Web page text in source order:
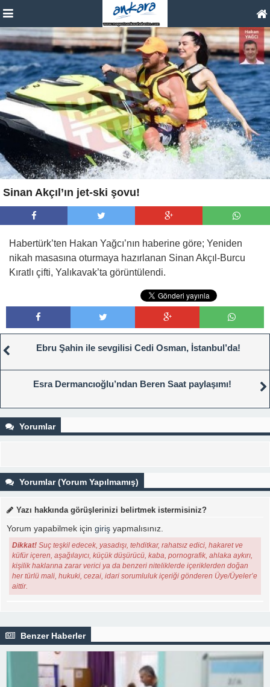
Sinan Akçıl’ın jet-ski şovu!
Habertürk’ten Hakan Yağcı’nın haberine göre; Yeniden
nikah masasına oturmaya hazırlanan Sinan Akçıl-Burcu
Kıratlı çifti, Yalıkavak’ta görüntülendi.
Ebru Şahin ile sevgilisi Cedi Osman, İstanbul’da!
Esra Dermancıoğlu’ndan Beren Saat paylaşımı!
Yorumlar
Yorumlar (Yorum Yapılmamış)
Yazı hakkında görüşlerinizi belirtmek istermisiniz?
Yorum yapabilmek için giriş yapmalısınız.
Dikkat! Suç teşkil edecek, yasadışı, tehditkar, rahatsız edici, hakaret ve
küfür içeren, aşağılayıcı, küçük düşürücü, kaba, pornografik, ahlaka aykırı,
kişilik haklarına zarar verici ya da benzeri niteliklerde içeriklerden doğan
her türlü mali, hukuki, cezai, idari sorumluluk içeriği gönderen Üye/Üyeler’e
aittir.
Benzer Haberler